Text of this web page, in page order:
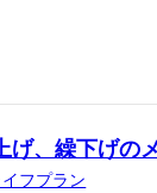
、繰下げの
イフプラン